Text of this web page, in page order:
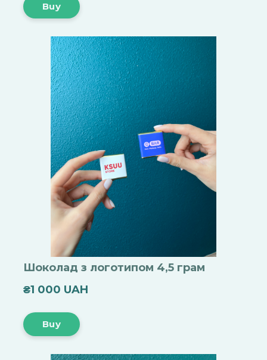
Buy
Шоколад з логотипом 4,5 грам
₴1 000 UAH
Buy